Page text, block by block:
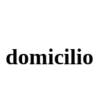
domicilio